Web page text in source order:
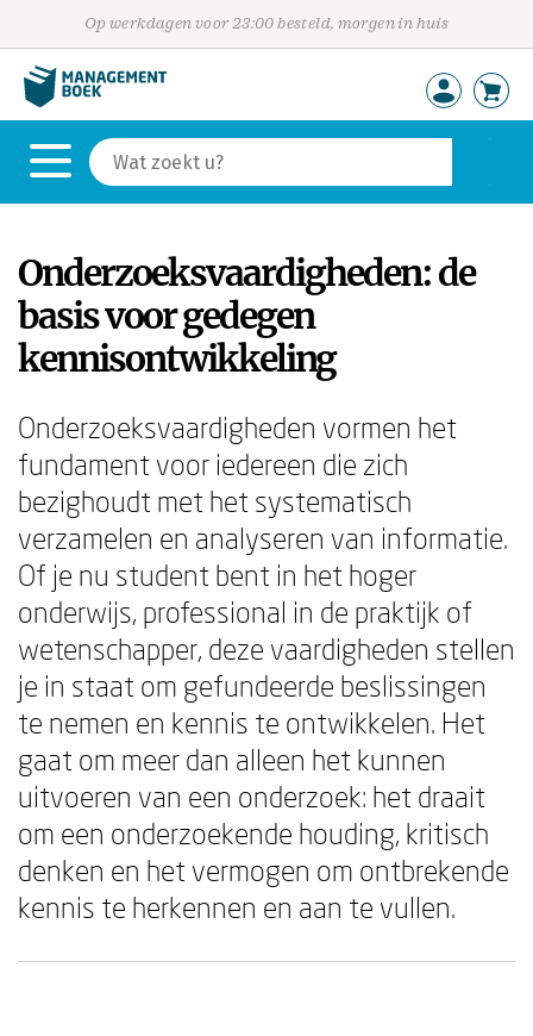
Op werkdagen voor 23:00 besteld, morgen in huis
Onderzoeksvaardigheden: de
basis voor gedegen
kennisontwikkeling
Onderzoeksvaardigheden vormen het
fundament voor iedereen die zich
bezighoudt met het systematisch
verzamelen en analyseren van informatie.
Of je nu student bent in het hoger
onderwijs, professional in de praktijk of
wetenschapper, deze vaardigheden stellen
je in staat om gefundeerde beslissingen
te nemen en kennis te ontwikkelen. Het
gaat om meer dan alleen het kunnen
uitvoeren van een onderzoek: het draait
om een onderzoekende houding, kritisch
denken en het vermogen om ontbrekende
kennis te herkennen en aan te vullen.